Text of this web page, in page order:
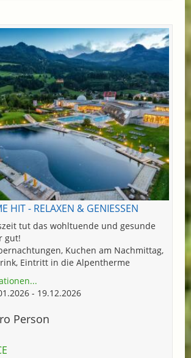
HIT - RELAXEN & GENIESSEN
tut das wohltuende und gesunde
gut!
Kuchen am Nachmittag,
Eintritt in die Alpentherme
- 19.12.2026
Person